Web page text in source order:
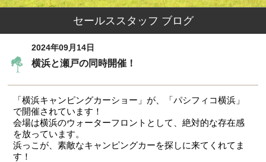
セールススタッフ ブログ
2024年09月14日
横浜と瀬戸の同時開催！
「横浜キャンピングカーショー」が、「パシフィコ横浜」
で開催されています！
会場は横浜のウォーターフロントとして、絶対的な存在感
を放っています。
浜っこが、素敵なキャンピングカーを探しに来てくれてま
す！